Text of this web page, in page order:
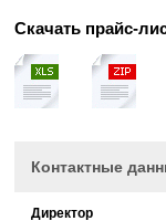
Скачать прайс-
Контактные
Директор